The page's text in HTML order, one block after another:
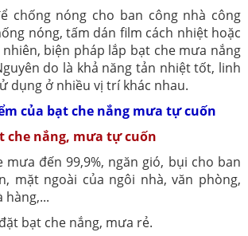
chống nóng cho ban công nhà công
nóng, tấm dán film cách nhiệt hoặc
biện pháp lắp bạt che mưa nắng
do là khả năng tản nhiệt tốt, linh
dụng ở nhiều vị trí khác nhau.
của bạt che nắng mưa tự cuốn
che nắng, mưa tự cuốn
mưa đến 99,9%, ngăn gió, bụi cho ban
mặt ngoài của ngôi nhà, văn phòng,
hàng,...
bạt che nắng, mưa rẻ.